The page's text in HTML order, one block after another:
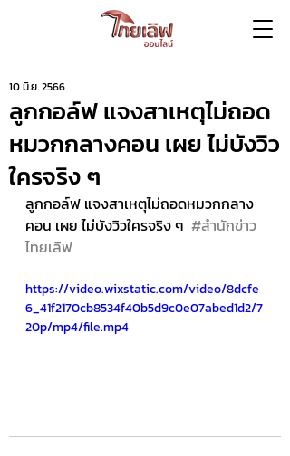
ลูกกอล์ฟ แจงสาเหตุไม่ถอด
หมวกกลางคอน เผย ไม่บังวิว
ใครจริง ๆ
10 มิ.ย. 2566
ลูกกอล์ฟ แจงสาเหตุไม่ถอดหมวกกลาง
คอน เผย ไม่บังวิวใครจริง ๆ #สำนักข่าว
ไทยเลิฟ
https://video.wixstatic.com/video/8dcfe
6_41f2170cb8534f40b5d9c0e07abed1d2/7
20p/mp4/file.mp4